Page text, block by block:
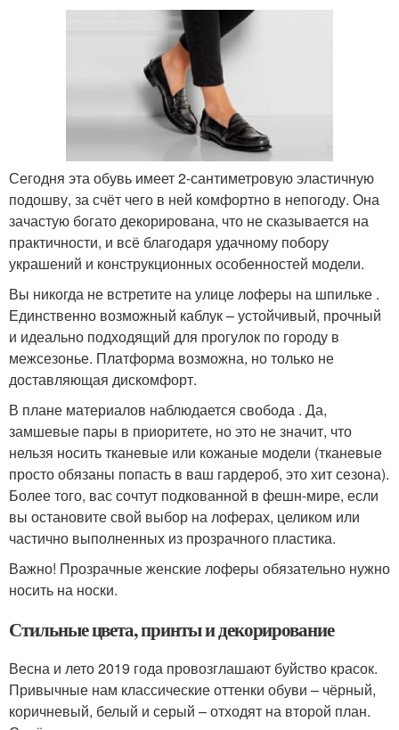
Сегодня эта обувь имеет 2-сантиметровую эластичную
подошву, за счёт чего в ней комфортно в непогоду. Она
зачастую богато декорирована, что не сказывается на
практичности, и всё благодаря удачному побору
украшений и конструкционных особенностей модели.
Вы никогда не встретите на улице лоферы на шпильке .
Единственно возможный каблук – устойчивый, прочный
и идеально подходящий для прогулок по городу в
межсезонье. Платформа возможна, но только не
доставляющая дискомфорт.
В плане материалов наблюдается свобода . Да,
замшевые пары в приоритете, но это не значит, что
нельзя носить тканевые или кожаные модели (тканевые
просто обязаны попасть в ваш гардероб, это хит сезона).
Более того, вас сочтут подкованной в фешн-мире, если
вы остановите свой выбор на лоферах, целиком или
частично выполненных из прозрачного пластика.
Важно! Прозрачные женские лоферы обязательно нужно
носить на носки.
Стильные цвета, принты и декорирование
Весна и лето 2019 года провозглашают буйство красок.
Привычные нам классические оттенки обуви – чёрный,
коричневый, белый и серый – отходят на второй план.